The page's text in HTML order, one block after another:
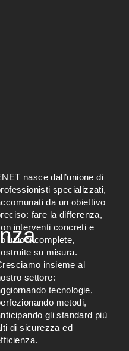
nasce dall’unione di
specializzati,
da un obiettivo
fare la differenza,
interventi concreti e
complete,
su misura.
insieme al
settore:
tecnologie,
metodi,
gli standard più
di sicurezza ed